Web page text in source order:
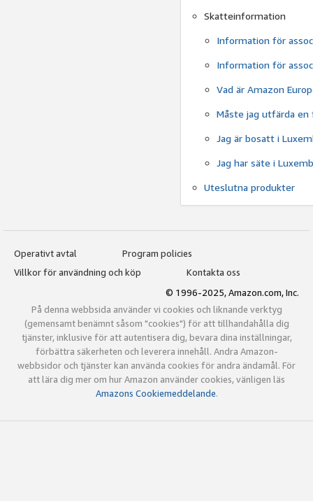
Skatteinformation
Information för
Information för
Vad är Amazon
Måste jag utfärda
Jag är bosatt i
Jag har säte i
Uteslutna produkter
Operativt avtal
Program policies
Villkor för användning och köp
Kontakta oss
© 1996-2025, Amazon.com, Inc.
På denna webbsida använder vi cookies och liknande verktyg
(gemensamt benämnt såsom "cookies") för att tillhandahålla dig
tjänster, inklusive för att autentisera dig, bevara dina inställningar,
förbättra säkerheten och leverera innehåll. Andra Amazon-
webbsidor och tjänster kan använda cookies för andra ändamål. För
att lära dig mer om hur Amazon använder cookies, vänligen läs
Amazons Cookiemeddelande.